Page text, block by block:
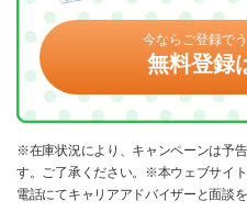
今ならご登録で
無料登録
※在庫状況により、キャンペーンは予
す。ご了承ください。※本ウェブサイ
電話にてキャリアアドバイザーと面談